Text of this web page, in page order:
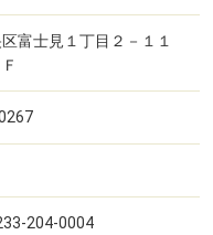
富士見１丁目２－１１
204-0004